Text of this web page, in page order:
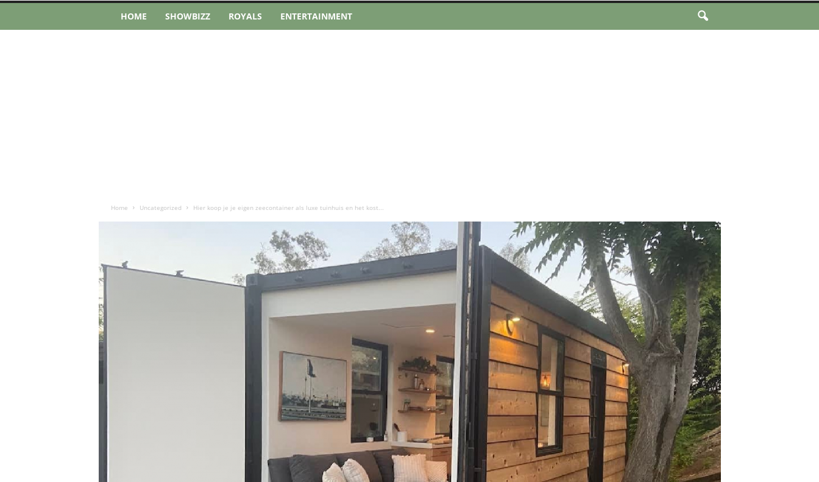
HOME SHOWBIZZ ROYALS ENTERTAINMENT
Home Uncategorized Hier koop je je eigen zeecontainer als luxe tuinhuis en het kost...